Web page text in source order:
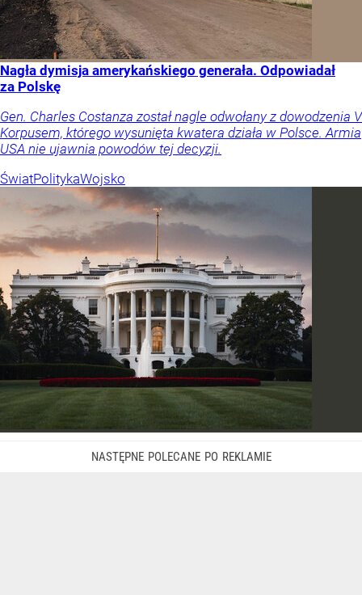
Nagła dymisja amerykańskiego generała. Odpowiadał
za Polskę
Gen. Charles Costanza został nagle odwołany z dowodzenia V
Korpusem, którego wysunięta kwatera działa w Polsce. Armia
USA nie ujawnia powodów tej decyzji.
ŚwiatPolitykaWojsko